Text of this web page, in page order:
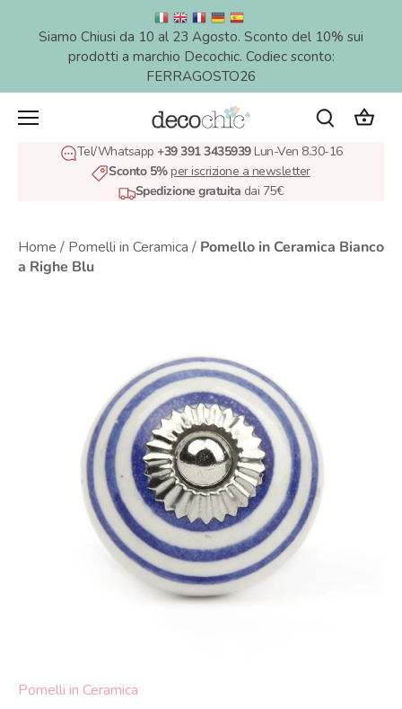
Siamo Chiusi da 10 al 23 Agosto. Sconto del 10% sui
prodotti a marchio Decochic. Codiec sconto:
FERRAGOSTO26
Tel/Whatsapp +39 391 3435939Lun-Ven 8.30-16
Sconto 5%per iscrizione a newsletter
Spedizione gratuita dai 75€
Home / Pomelli in Ceramica / Pomello in Ceramica Bianco
a Righe Blu
Pomelli in Ceramica